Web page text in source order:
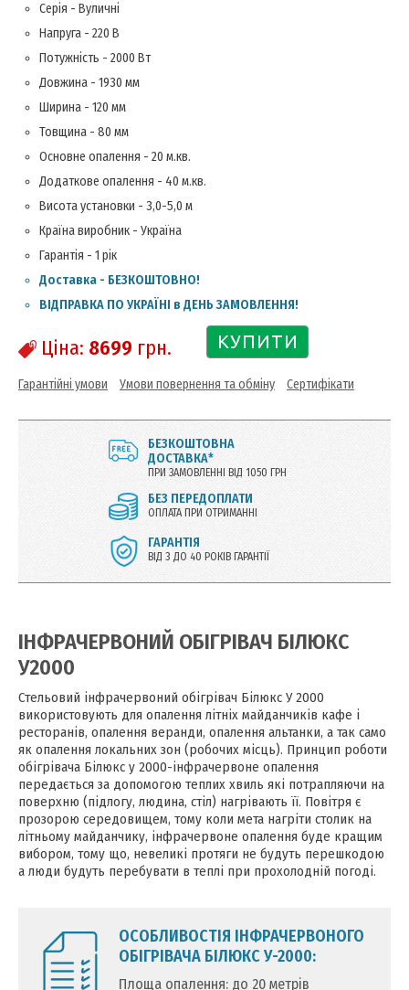
Серія - Вуличні
Напруга - 220 В
Потужність - 2000 Вт
Довжина - 1930 мм
Ширина - 120 мм
Товщина - 80 мм
Основне опалення - 20 м.кв.
Додаткове опалення - 40 м.кв.
Висота установки - 3,0-5,0 м
Країна виробник - Україна
Гарантія - 1 рік
Доставка - БЕЗКОШТОВНО!
ВІДПРАВКА ПО УКРАЇНІ в ДЕНЬ ЗАМОВЛЕННЯ!
Ціна: 8699 грн. КУПИТИ
Гарантійні умови Умови повернення та обміну Сертифікати
БЕЗКОШТОВНА
ДОСТАВКА*
ПРИ ЗАМОВЛЕННІ ВІД 1050 ГРН
БЕЗ ПЕРЕДОПЛАТИ
ОПЛАТА ПРИ ОТРИМАННІ
ГАРАНТІЯ
ВІД 3 ДО 40 РОКІВ ГАРАНТІЇ
ІНФРАЧЕРВОНИЙ ОБІГРІВАЧ БІЛЮКС
У2000
Стельовий інфрачервоний обігрівач Білюкс У 2000
використовують для опалення літніх майданчиків кафе і
ресторанів, опалення веранди, опалення альтанки, а так само
як опалення локальних зон (робочих місць). Принцип роботи
обігрівача Білюкс у 2000-інфрачервоне опалення
передається за допомогою теплих хвиль які потрапляючи на
поверхню (підлогу, людина, стіл) нагрівають її. Повітря є
прозорою середовищем, тому коли мета нагріти столик на
літньому майданчику, інфрачервоне опалення буде кращим
вибором, тому що, невеликі протяги не будуть перешкодою
а люди будуть перебувати в теплі при прохолодній погоді.
ОСОБЛИВОСТІЯ ІНФРАЧЕРВОНОГО
ОБІГРІВАЧА БІЛЮКС У-2000:
Площа опалення: до 20 метрів